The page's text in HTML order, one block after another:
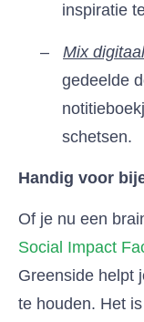
inspiratie
– Mix
gedeelde
schetsen.
Handig voor
Of je nu een
Social Impact
Greenside helpt
te houden. Het